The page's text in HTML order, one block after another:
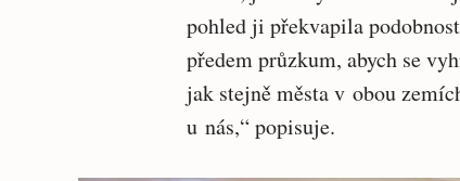
pohled ji překvapila
předem průzkum, abych se
jak stejně města v obou
u nás,“ popisuje.